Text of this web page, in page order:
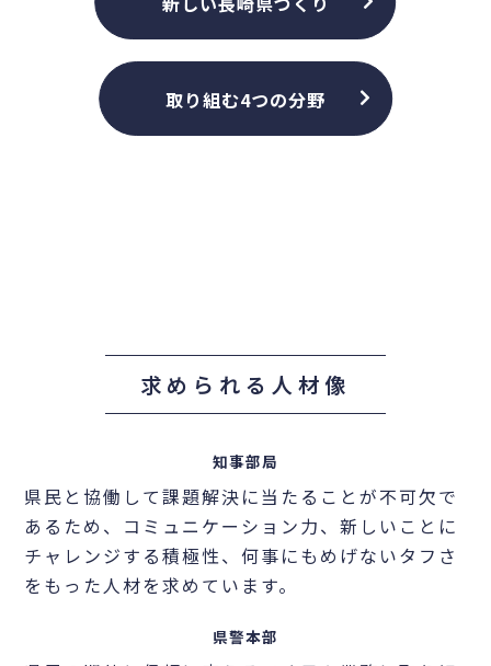
取り組む4つの分野
求められる人材像
知事部局
県民と協働して課題解決に当たることが不可欠で
あるため、コミュニケーション力、新しいことに
チャレンジする積極性、何事にもめげないタフさ
をもった人材を求めています。
県警本部